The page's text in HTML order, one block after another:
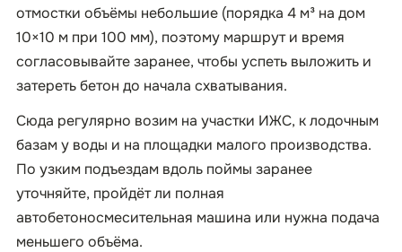
отмостки объёмы небольшие (порядка 4 м³ на дом
10×10 м при 100 мм), поэтому маршрут и время
согласовывайте заранее, чтобы успеть выложить и
затереть бетон до начала схватывания.
Сюда регулярно возим на участки ИЖС, к лодочным
базам у воды и на площадки малого производства.
По узким подъездам вдоль поймы заранее
уточняйте, пройдёт ли полная
автобетоносмесительная машина или нужна подача
меньшего объёма.